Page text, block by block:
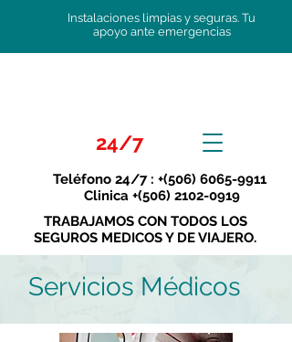
Instalaciones limpias y seguras. Tu
apoyo ante emergencias
24/7
Teléfono 24/7 : +(506) 6065-9911
Clinica +(506) 2102-0919
TRABAJAMOS CON TODOS LOS
SEGUROS MEDICOS Y DE VIAJERO.
Servicios Médicos